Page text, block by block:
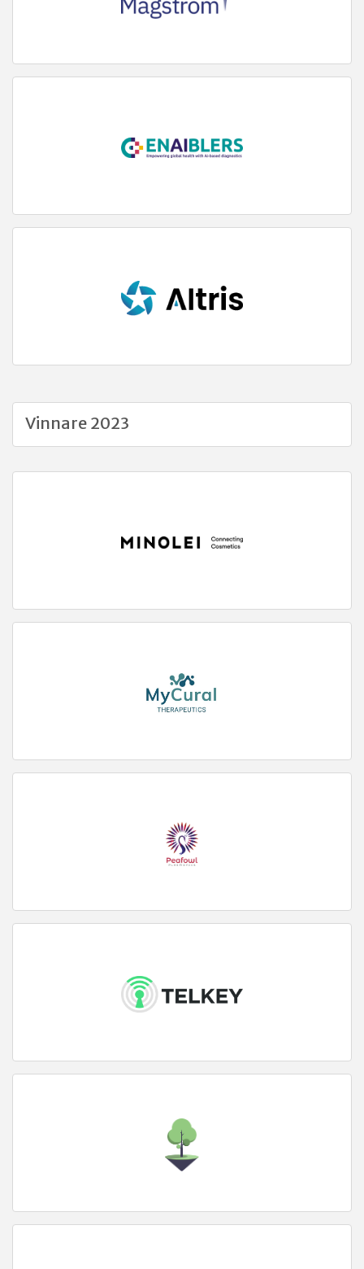
Vinnare 2023